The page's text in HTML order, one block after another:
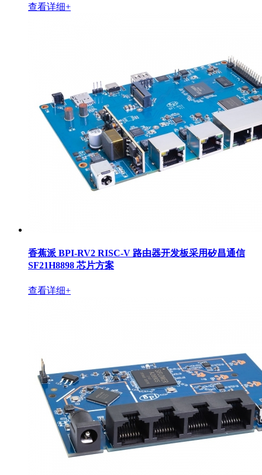
查看详细+
香蕉派 BPI-RV2 RISC-V 路由器开发板采用矽昌通信
SF21H8898 芯片方案
查看详细+